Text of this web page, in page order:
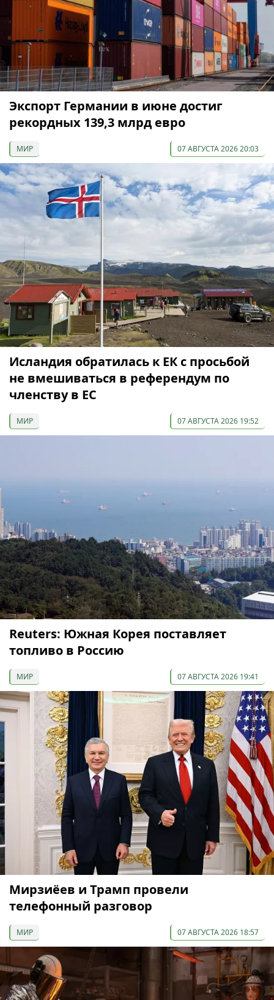
Экспорт Германии в июне достиг
рекордных 139,3 млрд евро
МИР 07 АВГУСТА 2026 20:03
Исландия обратилась к ЕК с просьбой
не вмешиваться в референдум по
членству в ЕС
МИР 07 АВГУСТА 2026 19:52
Reuters: Южная Корея поставляет
топливо в Россию
МИР 07 АВГУСТА 2026 19:41
Мирзиёев и Трамп провели
телефонный разговор
МИР 07 АВГУСТА 2026 18:57